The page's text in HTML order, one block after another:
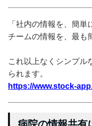
「社内の情報を、簡単
チームの情報を、最も
これ以上なくシンプル
られます。
https://www.stock-